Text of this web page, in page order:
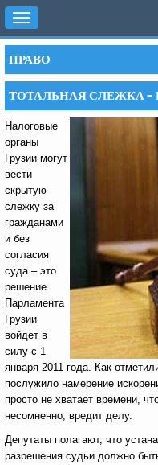
Toggle
navigation
ПРАВО
ТОТАЛЬНАЯ СЛЕЖКА –
Налоговые
органы
Грузии могут
вести
скрытую
слежку за
гражданами
и без
согласия
суда – это
решение
Парламента
Грузии
войдет в
силу с 1
января 2011 года. Как
послужило намерение
просто не хватает времени,
несомненно, вредит делу.
Депутаты полагают, что
разрешения судьи должно